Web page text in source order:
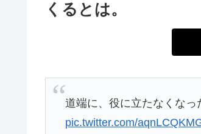
くるとは。
道端に、役に立たなくなっ
pic.twitter.com/